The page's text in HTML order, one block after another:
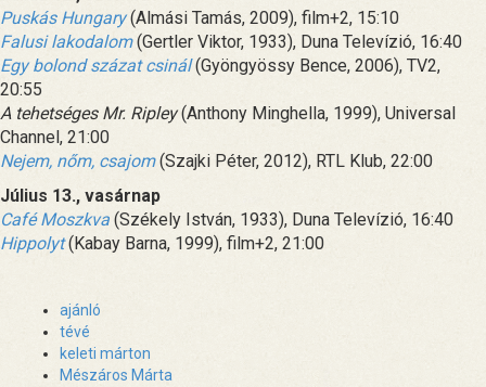
Puskás Hungary(Almási Tamás, 2009), film+2, 15:10
Falusi lakodalom(Gertler Viktor, 1933), Duna Televízió, 16:40
Egy bolond százat csinál (Gyöngyössy Bence, 2006), TV2,
20:55
A tehetséges Mr. Ripley(Anthony Minghella, 1999), Universal
Channel, 21:00
Nejem, nőm, csajom(Szajki Péter, 2012), RTL Klub, 22:00
Július 13., vasárnap
Café Moszkva (Székely István, 1933), Duna Televízió, 16:40
Hippolyt (Kabay Barna, 1999), film+2, 21:00
ajánló
tévé
keleti márton
Mészáros Márta